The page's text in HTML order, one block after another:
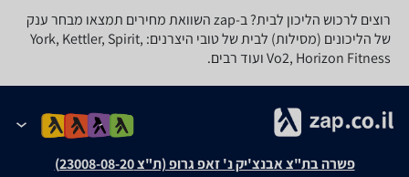
רוצים לרכוש הליכון לבית? ב-zap השוואת מחירים תמצאו מבחר ענק
של הליכונים (מסילות) לבית של טובי היצרנים: York, Kettler, Spirit,
Vo2, Horizon Fitness ועוד רבים.
פשרה בת"צ אבנצ'יק נ' זאפ גרופ (ת"צ 23008-08-20)